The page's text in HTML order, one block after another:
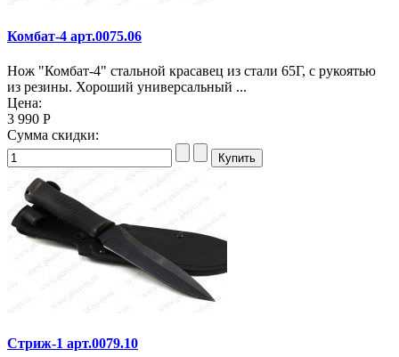
Комбат-4 арт.0075.06
Нож "Комбат-4" стальной красавец из стали 65Г, с рукоятью
из резины. Хороший универсальный ...
Цена:
3 990 Р
Сумма скидки:
Стриж-1 арт.0079.10